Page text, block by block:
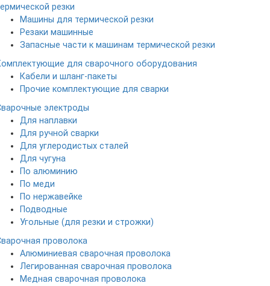
резки
Машины для термической резки
Резаки машинные
Запасные части к машинам термической резки
для сварочного оборудования
Кабели и шланг-пакеты
Прочие комплектующие для сварки
электроды
Для наплавки
Для ручной сварки
Для углеродистых сталей
Для чугуна
По алюминию
По меди
По нержавейке
Подводные
Угольные (для резки и строжки)
проволока
Алюминиевая сварочная проволока
Легированная сварочная проволока
Медная сварочная проволока